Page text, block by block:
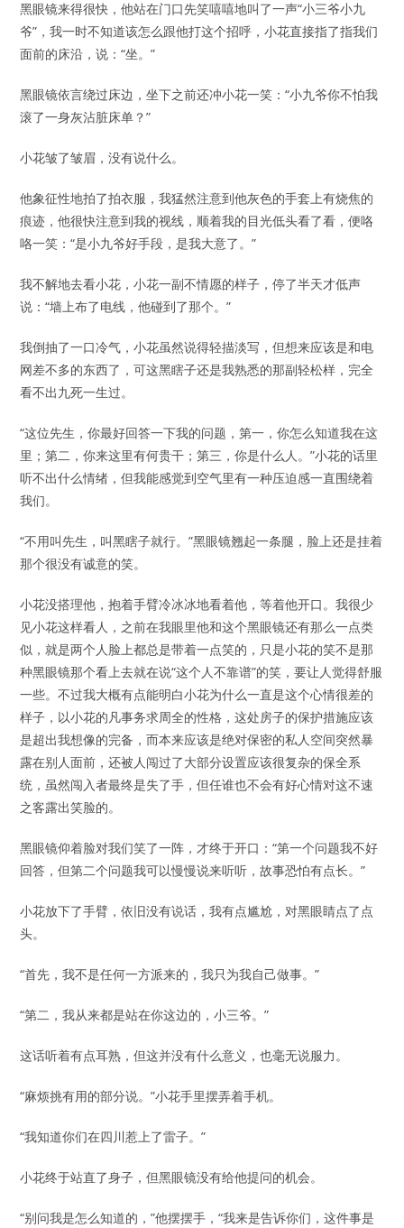
黑眼镜来得很快，他站在门口先笑嘻嘻地叫了一声“小三爷小九
爷”，我一时不知道该怎么跟他打这个招呼，小花直接指了指我们
面前的床沿，说：“坐。”
黑眼镜依言绕过床边，坐下之前还冲小花一笑：“小九爷你不怕我
滚了一身灰沾脏床单？”
小花皱了皱眉，没有说什么。
他象征性地拍了拍衣服，我猛然注意到他灰色的手套上有烧焦的
痕迹，他很快注意到我的视线，顺着我的目光低头看了看，便咯
咯一笑：“是小九爷好手段，是我大意了。”
我不解地去看小花，小花一副不情愿的样子，停了半天才低声
说：“墙上布了电线，他碰到了那个。”
我倒抽了一口冷气，小花虽然说得轻描淡写，但想来应该是和电
网差不多的东西了，可这黑瞎子还是我熟悉的那副轻松样，完全
看不出九死一生过。
“这位先生，你最好回答一下我的问题，第一，你怎么知道我在这
里；第二，你来这里有何贵干；第三，你是什么人。”小花的话里
听不出什么情绪，但我能感觉到空气里有一种压迫感一直围绕着
我们。
“不用叫先生，叫黑瞎子就行。”黑眼镜翘起一条腿，脸上还是挂着
那个很没有诚意的笑。
小花没搭理他，抱着手臂冷冰冰地看着他，等着他开口。我很少
见小花这样看人，之前在我眼里他和这个黑眼镜还有那么一点类
似，就是两个人脸上都总是带着一点笑的，只是小花的笑不是那
种黑眼镜那个看上去就在说“这个人不靠谱”的笑，要让人觉得舒服
一些。不过我大概有点能明白小花为什么一直是这个心情很差的
样子，以小花的凡事务求周全的性格，这处房子的保护措施应该
是超出我想像的完备，而本来应该是绝对保密的私人空间突然暴
露在别人面前，还被人闯过了大部分设置应该很复杂的保全系
统，虽然闯入者最终是失了手，但任谁也不会有好心情对这不速
之客露出笑脸的。
黑眼镜仰着脸对我们笑了一阵，才终于开口：“第一个问题我不好
回答，但第二个问题我可以慢慢说来听听，故事恐怕有点长。”
小花放下了手臂，依旧没有说话，我有点尴尬，对黑眼睛点了点
头。
“首先，我不是任何一方派来的，我只为我自己做事。”
“第二，我从来都是站在你这边的，小三爷。”
这话听着有点耳熟，但这并没有什么意义，也毫无说服力。
“麻烦挑有用的部分说。”小花手里摆弄着手机。
“我知道你们在四川惹上了雷子。”
小花终于站直了身子，但黑眼镜没有给他提问的机会。
“别问我是怎么知道的，”他摆摆手，“我来是告诉你们，这件事是